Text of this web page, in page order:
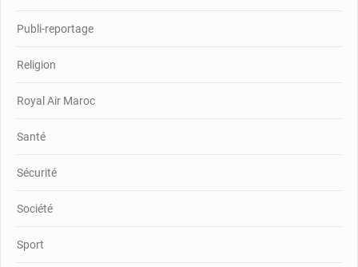
Publi-reportage
Religion
Royal Air Maroc
Santé
Sécurité
Société
Sport